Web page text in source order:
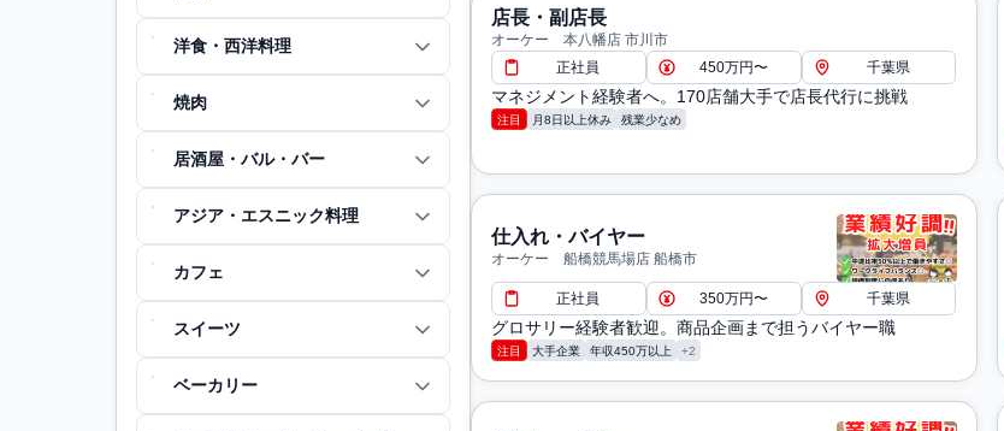
洋食・西洋料理
焼肉
居酒屋・バル・バー
アジア・エスニック料理
カフェ
スイーツ
ベーカリー
店長・副店長
オーケー 本八幡店 市川市
正社員
450万円〜 千葉県
マネジメント経験者へ。170店舗大手で店長代行に挑戦
注目 月8日以上休み 残業少なめ
仕入れ・バイヤー
オーケー 船橋競馬場店 船橋市
正社員 350万円〜 千葉県
グロサリー経験者歓迎。商品企画まで担うバイヤー職
注目 大手企業 年収450万以上 +2